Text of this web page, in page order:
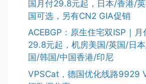
国月付29.8元起，日本/香港/
国可选，另有CN2 GIA促销
ACEBGP：原生住宅双ISP｜月
29.8元起，机房美国/英国/日
国/韩国/中国香港/印尼
VPSCat，德国优化线路9929